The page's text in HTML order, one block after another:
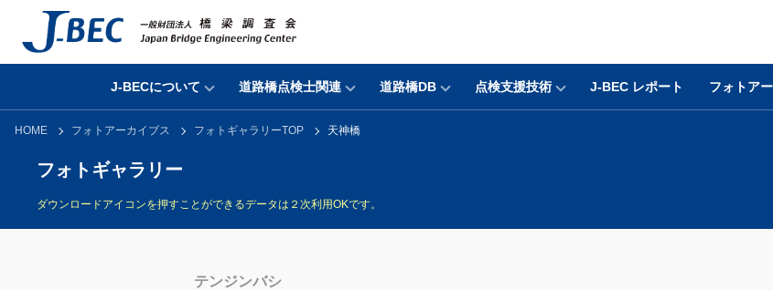
J-BECについて 道路橋点検士関連 道路橋DB 点検支援技術 J-BEC レポート フォトア
HOME フォトアーカイブス フォトギャラリーTOP 天神橋
フォトギャラリー
ダウンロードアイコンを押すことができるデータは２次利用OKです。
テンジンバシ